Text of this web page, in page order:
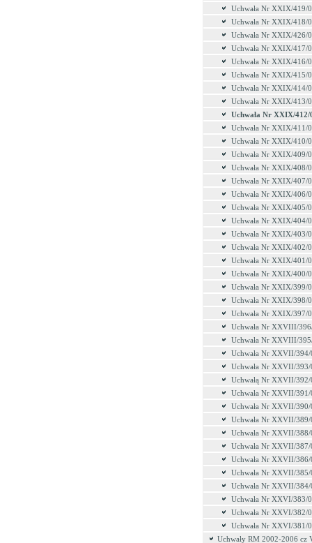
Uchwała Nr XXIX/419/
Uchwała Nr XXIX/418/
Uchwała Nr XXIX/426/
Uchwała Nr XXIX/417/
Uchwała Nr XXIX/416/
Uchwała Nr XXIX/415/
Uchwała Nr XXIX/414/
Uchwała Nr XXIX/413/
Uchwała Nr XXIX/412/
Uchwała Nr XXIX/411/
Uchwała Nr XXIX/410/
Uchwała Nr XXIX/409/
Uchwała Nr XXIX/408/
Uchwała Nr XXIX/407/
Uchwała Nr XXIX/406/
Uchwała Nr XXIX/405/
Uchwała Nr XXIX/404/
Uchwała Nr XXIX/403/
Uchwała Nr XXIX/402/
Uchwała Nr XXIX/401/
Uchwała Nr XXIX/400/
Uchwała Nr XXIX/399/
Uchwała Nr XXIX/398/
Uchwała Nr XXIX/397/
Uchwała Nr XXVIII/
Uchwała Nr XXVIII/
Uchwała Nr XXVII/394/
Uchwała Nr XXVII/393/
Uchwałą Nr XXVII/392/
Uchwała Nr XXVII/391/
Uchwała Nr XXVII/390/
Uchwała Nr XXVII/389/
Uchwała Nr XXVII/388/
Uchwała Nr XXVII/387/
Uchwała Nr XXVII/386/
Uchwała Nr XXVII/385/
Uchwała Nr XXVII/384/
Uchwała Nr XXVI/383/
Uchwała Nr XXVI/382/
Uchwała Nr XXVI/381/
Uchwały RM 2002-2006 cz